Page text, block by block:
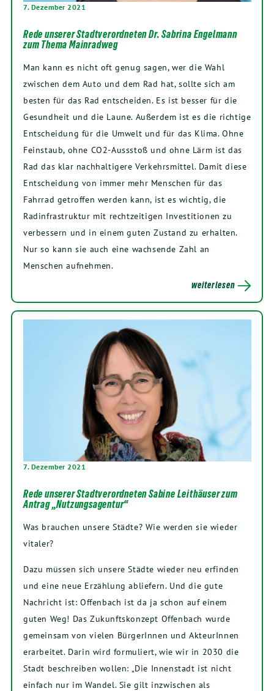
7. Dezember 2021
Rede unserer Stadtverordneten Dr. Sabrina Engelmann
zum Thema Mainradweg
Man kann es nicht oft genug sagen, wer die Wahl
zwischen dem Auto und dem Rad hat, sollte sich am
besten für das Rad entscheiden. Es ist besser für die
Gesundheit und die Laune. Außerdem ist es die richtige
Entscheidung für die Umwelt und für das Klima. Ohne
Feinstaub, ohne CO2-Aussstoß und ohne Lärm ist das
Rad das klar nachhaltigere Verkehrsmittel. Damit diese
Entscheidung von immer mehr Menschen für das
Fahrrad getroffen werden kann, ist es wichtig, die
Radinfrastruktur mit rechtzeitigen Investitionen zu
verbessern und in einem guten Zustand zu erhalten.
Nur so kann sie auch eine wachsende Zahl an
Menschen aufnehmen.
weiterlesen
7. Dezember 2021
Rede unserer Stadtverordneten Sabine Leithäuser zum
Antrag „Nutzungsagentur“
Was brauchen unsere Städte? Wie werden sie wieder
vitaler?
Dazu müssen sich unsere Städte wieder neu erfinden
und eine neue Erzählung abliefern. Und die gute
Nachricht ist: Offenbach ist da ja schon auf einem
guten Weg! Das Zukunftskonzept Offenbach wurde
gemeinsam von vielen BürgerInnen und AkteurInnen
erarbeitet. Darin wird formuliert, wie wir in 2030 die
Stadt beschreiben wollen: „Die Innenstadt ist nicht
einfach nur im Wandel. Sie gilt inzwischen als